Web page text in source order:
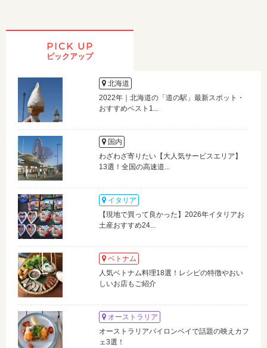
PICK UP
ピックアップ
北海道
2022年｜北海道の「道の駅」最新スポット・
おすすめベスト1...
国内
わざわざ寄りたい【大人気サービスエリア】
13選！全国の高速道...
イタリア
【現地で買って良かった】2026年イタリアお
土産おすすめ24...
ベトナム
人気ベトナム料理18選！レシピの特徴やおい
しいお店もご紹介
オーストラリア
オーストラリアバイロンベイで話題の映えカフ
ェ3選！